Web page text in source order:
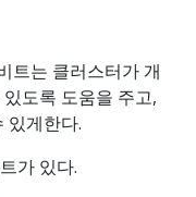
트는 클러스터가 개
도록 도움을 주고,
있게한다.
가 있다.